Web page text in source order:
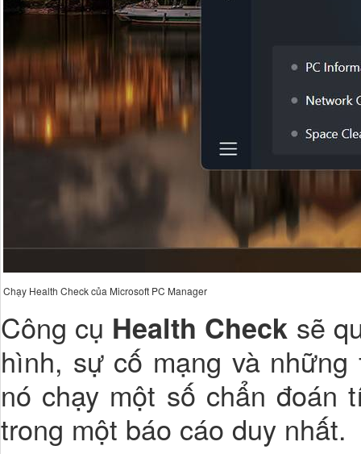
Chạy Health Check của Microsoft PC Manager
Công cụ Health Check sẽ
hình, sự cố mạng và
nó chạy một số chẩn đoán
trong một báo cáo duy nhất.